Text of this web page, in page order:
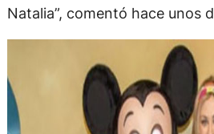
Natalia”, comentó hace unos